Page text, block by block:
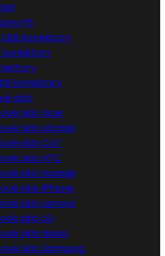
PS
konektory
konektory
konektory
sklo
sklo Acer
sklo Alcatel
sklo CAT
sklo HTC
sklo Huawei
sklo iPhone
sklo Lenovo
sklo LG
sklo Nokia
sklo Samsung